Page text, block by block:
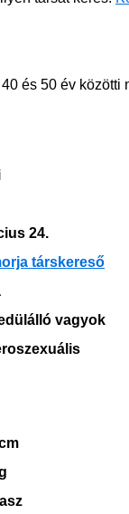
és 50 év közötti
24.
társkereső
vagyok